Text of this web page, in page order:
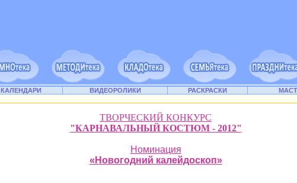
КАЛЕНДАРИ ВИДЕОРОЛИКИ РАСКРАСКИ
ТВОРЧЕСКИЙ КОНКУРС
"КАРНАВАЛЬНЫЙ КОСТЮМ - 2012"
Номинация
«Новогодний калейдоскоп»